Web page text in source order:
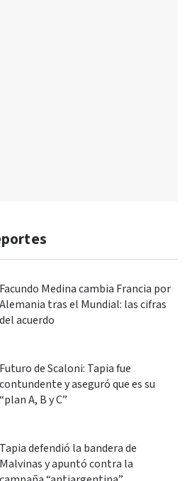
Facundo Medina cambia Francia por
Alemania tras el Mundial: las cifras
del acuerdo
Futuro de Scaloni: Tapia fue
contundente y aseguró que es su
“plan A, B y C”
Tapia defendió la bandera de
Malvinas y apuntó contra la